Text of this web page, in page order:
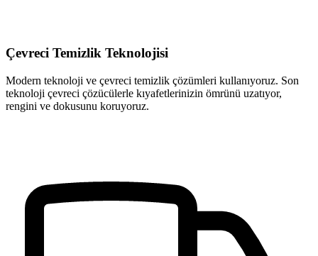
Çevreci Temizlik Teknolojisi
Modern teknoloji ve çevreci temizlik çözümleri kullanıyoruz. Son
teknoloji çevreci çözücülerle kıyafetlerinizin ömrünü uzatıyor,
rengini ve dokusunu koruyoruz.